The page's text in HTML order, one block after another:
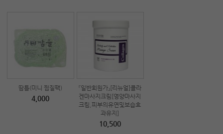
땀틀(미니 찜질팩)
4,000
『일반회원가』[리뉴얼]콜라
겐마사지크림[영양마사지
크림,피부의유연및보습효
과유지]
10,500